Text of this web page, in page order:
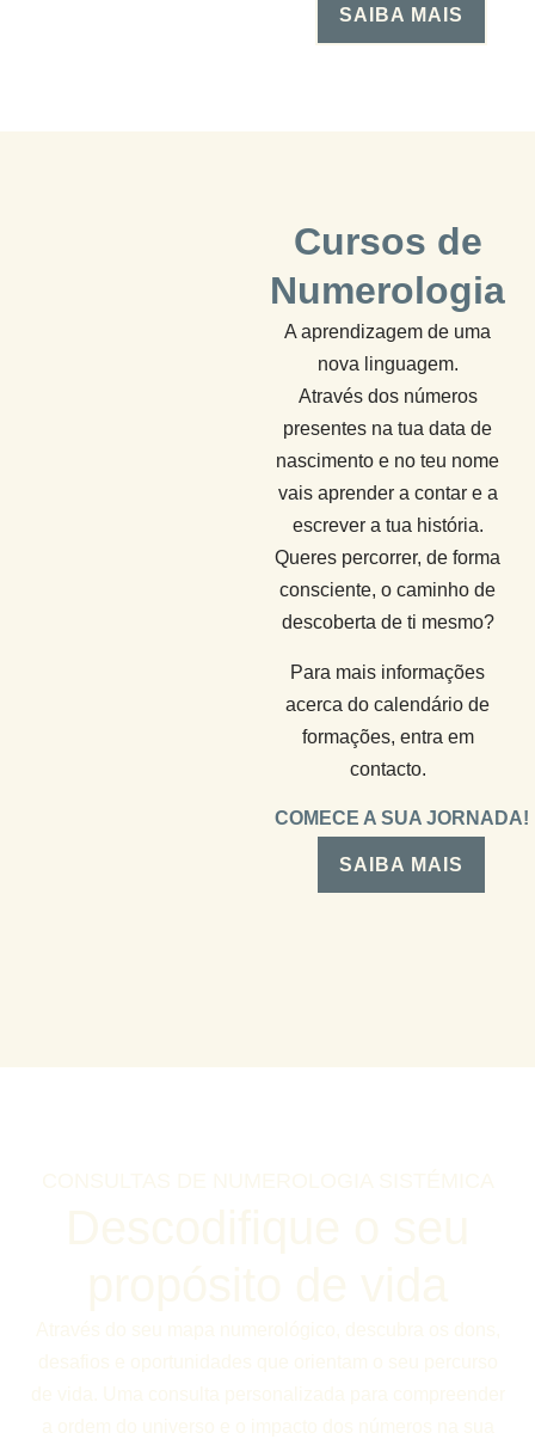
SAIBA MAIS
Cursos de
Numerologia
A aprendizagem de uma
nova linguagem.
Através dos números
presentes na tua data de
nascimento e no teu nome
vais aprender a contar e a
escrever a tua história.
Queres percorrer, de forma
consciente, o caminho de
descoberta de ti mesmo?
Para mais informações
acerca do calendário de
formações, entra em
contacto.
COMECE A SUA JORNADA!
SAIBA MAIS